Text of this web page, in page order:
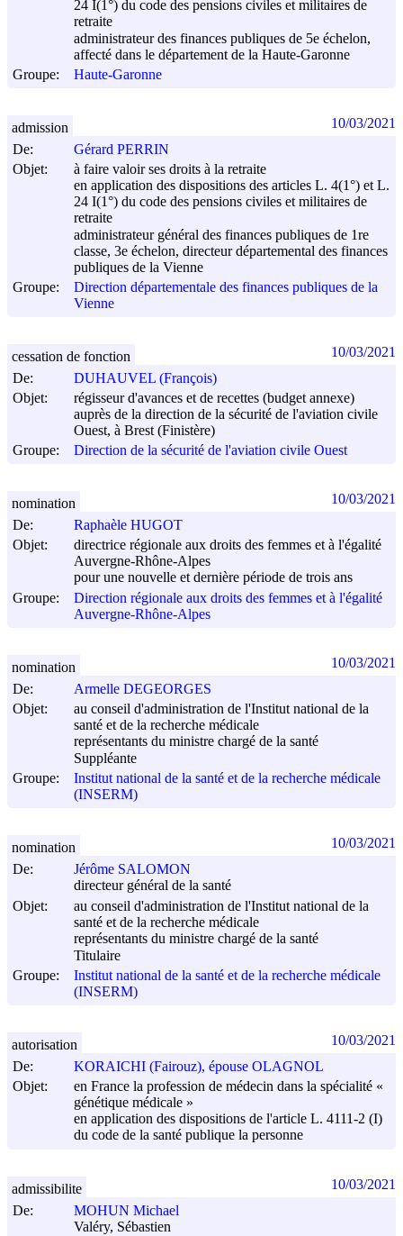
24 I(1°) du code des pensions civiles et militaires de
retraite
administrateur des finances publiques de 5e échelon,
affecté dans le département de la Haute-Garonne
Groupe:
Haute-Garonne
De:
Gérard PERRIN
Objet:
à faire valoir ses droits à la retraite
en application des dispositions des articles L. 4(1°) et L.
24 I(1°) du code des pensions civiles et militaires de
retraite
administrateur général des finances publiques de 1re
classe, 3e échelon, directeur départemental des finances
publiques de la Vienne
Groupe:
Direction départementale des finances publiques de la
Vienne
admission 10/03/2021
De:
DUHAUVEL (François)
Objet:
régisseur d'avances et de recettes (budget annexe)
auprès de la direction de la sécurité de l'aviation civile
Ouest, à Brest (Finistère)
Groupe:
Direction de la sécurité de l'aviation civile Ouest
cessation de fonction 10/03/2021
De:
Raphaèle HUGOT
Objet:
directrice régionale aux droits des femmes et à l'égalité
Auvergne-Rhône-Alpes
pour une nouvelle et dernière période de trois ans
Groupe:
Direction régionale aux droits des femmes et à l'égalité
Auvergne-Rhône-Alpes
nomination 10/03/2021
De:
Armelle DEGEORGES
Objet:
au conseil d'administration de l'Institut national de la
santé et de la recherche médicale
représentants du ministre chargé de la santé
Suppléante
Groupe:
Institut national de la santé et de la recherche médicale
(INSERM)
nomination 10/03/2021
De:
Jérôme SALOMON
directeur général de la santé
Objet:
au conseil d'administration de l'Institut national de la
santé et de la recherche médicale
représentants du ministre chargé de la santé
Titulaire
Groupe:
Institut national de la santé et de la recherche médicale
(INSERM)
nomination 10/03/2021
De:
KORAICHI (Fairouz), épouse OLAGNOL
Objet:
en France la profession de médecin dans la spécialité «
génétique médicale »
en application des dispositions de l'article L. 4111-2 (I)
du code de la santé publique la personne
autorisation 10/03/2021
De:
MOHUN Michael
Valéry, Sébastien
admissibilite 10/03/2021